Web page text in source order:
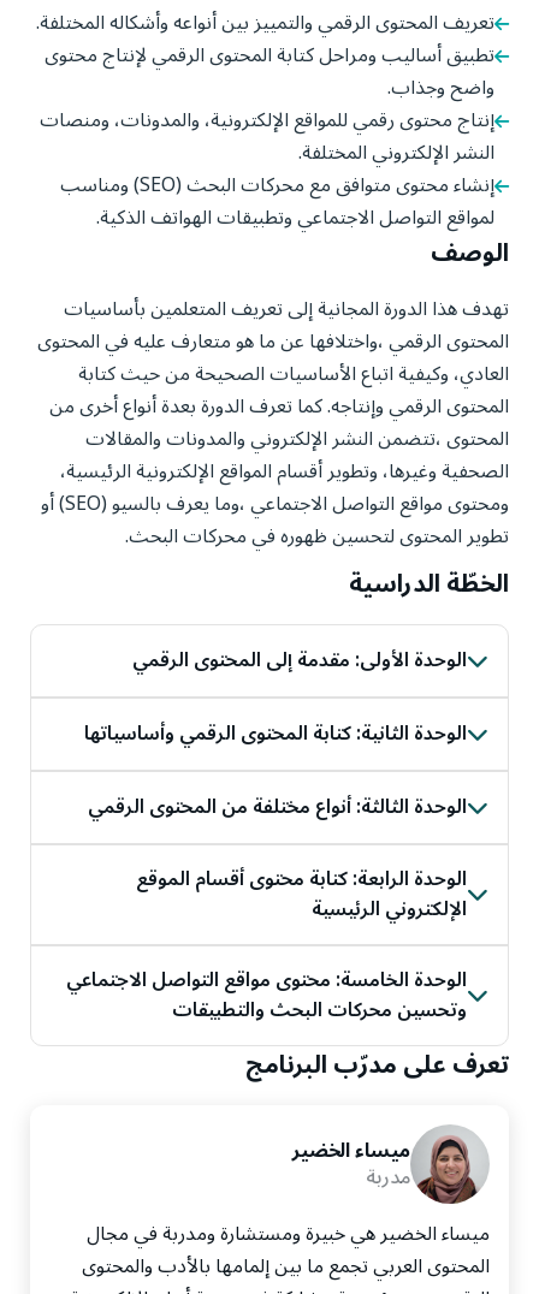
تعريف المحتوى الرقمي والتمييز بين أنواعه وأشكاله المختلفة.
تطبيق أساليب ومراحل كتابة المحتوى الرقمي لإنتاج محتوى
واضح وجذاب.
إنتاج محتوى رقمي للمواقع الإلكترونية، والمدونات، ومنصات
النشر الإلكتروني المختلفة.
إنشاء محتوى متوافق مع محركات البحث (SEO) ومناسب
لمواقع التواصل الاجتماعي وتطبيقات الهواتف الذكية.
الوصف
تهدف هذا الدورة المجانية إلى تعريف المتعلمين بأساسيات
المحتوى الرقمي ،واختلافها عن ما هو متعارف عليه في المحتوى
العادي، وكيفية اتباع الأساسيات الصحيحة من حيث كتابة
المحتوى الرقمي وإنتاجه. كما تعرف الدورة بعدة أنواع أخرى من
المحتوى ،تتضمن النشر الإلكتروني والمدونات والمقالات
الصحفية وغيرها، وتطوير أقسام المواقع الإلكترونية الرئيسية،
ومحتوى مواقع التواصل الاجتماعي ،وما يعرف بالسيو (SEO) أو
تطوير المحتوى لتحسين ظهوره في محركات البحث.
الخطّة الدراسية
الوحدة الأولى: مقدمة إلى المحتوى الرقمي
ستتعرف في هذه الوحدة على مفهوم المحتوى الرقمي،
وأهميته، وأنواعه المختلفة، ودوره في البيئة الرقمية.
الوحدة الثانية: كتابة المحتوى الرقمي وأساسياتها
ستتعرف في هذه الوحدة على أسس كتابة المحتوى الرقمي،
ومراحل تطويره، وأفضل الممارسات لإنتاج محتوى فعّال
الوحدة الثالثة: أنواع مختلفة من المحتوى الرقمي
ستتعرف في هذه الوحدة على أبرز أنواع المحتوى الرقمي، مثل
المدونات، والنشر الإلكتروني، وخصائص كل نوع وكيفية
كتابته.
الوحدة الرابعة: كتابة محتوى أقسام الموقع
الإلكتروني الرئيسية
ستتعرف في هذه الوحدة على كيفية كتابة المحتوى للأقسام
المختلفة في المواقع الإلكترونية، بما يحقق تجربة مستخدم
فعّالة ويعزز أهداف الموقع.
الوحدة الخامسة: محتوى مواقع التواصل الاجتماعي
وتحسين محركات البحث والتطبيقات
ستتعرف في هذه الوحدة على كتابة المحتوى لمنصات
التواصل الاجتماعي، وأساسيات تحسين محركات البحث
تعرف على مدرّب البرنامج
ميساء الخضير
مدربة
ميساء الخضير هي خبيرة ومستشارة ومدربة في مجال
المحتوى العربي تجمع ما بين إلمامها بالأدب والمحتوى